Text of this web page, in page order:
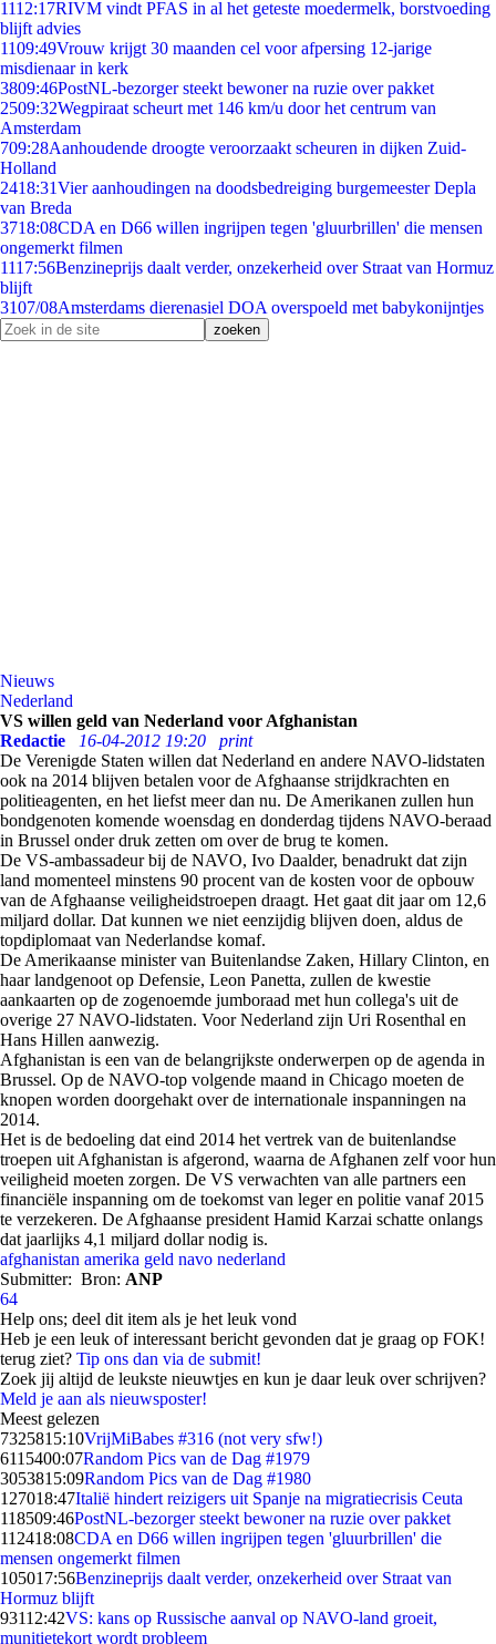
1112:17RIVM vindt PFAS in al het geteste moedermelk, borstvoeding
blijft advies
1109:49Vrouw krijgt 30 maanden cel voor afpersing 12-jarige
misdienaar in kerk
3809:46PostNL-bezorger steekt bewoner na ruzie over pakket
2509:32Wegpiraat scheurt met 146 km/u door het centrum van
Amsterdam
709:28Aanhoudende droogte veroorzaakt scheuren in dijken Zuid-
Holland
2418:31Vier aanhoudingen na doodsbedreiging burgemeester Depla
van Breda
3718:08CDA en D66 willen ingrijpen tegen 'gluurbrillen' die mensen
ongemerkt filmen
1117:56Benzineprijs daalt verder, onzekerheid over Straat van Hormuz
blijft
3107/08Amsterdams dierenasiel DOA overspoeld met babykonijntjes
Nieuws
Nederland
VS willen geld van Nederland voor Afghanistan
Redactie
16-04-2012 19:20
print
De Verenigde Staten willen dat Nederland en andere NAVO-lidstaten
ook na 2014 blijven betalen voor de Afghaanse strijdkrachten en
politieagenten, en het liefst meer dan nu. De Amerikanen zullen hun
bondgenoten komende woensdag en donderdag tijdens NAVO-beraad
in Brussel onder druk zetten om over de brug te komen.
De VS-ambassadeur bij de NAVO, Ivo Daalder, benadrukt dat zijn
land momenteel minstens 90 procent van de kosten voor de opbouw
van de Afghaanse veiligheidstroepen draagt. Het gaat dit jaar om 12,6
miljard dollar. Dat kunnen we niet eenzijdig blijven doen, aldus de
topdiplomaat van Nederlandse komaf.
De Amerikaanse minister van Buitenlandse Zaken, Hillary Clinton, en
haar landgenoot op Defensie, Leon Panetta, zullen de kwestie
aankaarten op de zogenoemde jumboraad met hun collega's uit de
overige 27 NAVO-lidstaten. Voor Nederland zijn Uri Rosenthal en
Hans Hillen aanwezig.
Afghanistan is een van de belangrijkste onderwerpen op de agenda in
Brussel. Op de NAVO-top volgende maand in Chicago moeten de
knopen worden doorgehakt over de internationale inspanningen na
2014.
Het is de bedoeling dat eind 2014 het vertrek van de buitenlandse
troepen uit Afghanistan is afgerond, waarna de Afghanen zelf voor hun
veiligheid moeten zorgen. De VS verwachten van alle partners een
financiële inspanning om de toekomst van leger en politie vanaf 2015
te verzekeren. De Afghaanse president Hamid Karzai schatte onlangs
dat jaarlijks 4,1 miljard dollar nodig is.
afghanistan amerika geld navo nederland
Submitter: Bron: ANP
64
Help ons; deel dit item als je het leuk vond
Heb je een leuk of interessant bericht gevonden dat je graag op FOK!
terug ziet? Tip ons dan via de submit!
Zoek jij altijd de leukste nieuwtjes en kun je daar leuk over schrijven?
Meld je aan als nieuwsposter!
Meest gelezen
7325815:10VrijMiBabes #316 (not very sfw!)
6115400:07Random Pics van de Dag #1979
3053815:09Random Pics van de Dag #1980
127018:47Italië hindert reizigers uit Spanje na migratiecrisis Ceuta
118509:46PostNL-bezorger steekt bewoner na ruzie over pakket
112418:08CDA en D66 willen ingrijpen tegen 'gluurbrillen' die
mensen ongemerkt filmen
105017:56Benzineprijs daalt verder, onzekerheid over Straat van
Hormuz blijft
93112:42VS: kans op Russische aanval op NAVO-land groeit,
munitietekort wordt probleem